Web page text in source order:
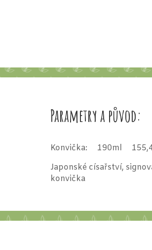
Parametry a původ:
Konvička: 190ml
Japonské císařství,
konvička